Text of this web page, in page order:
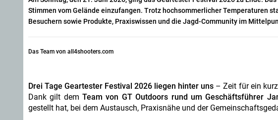
Stimmen vom Gelände einzufangen. Trotz hochsommerlicher Temperaturen
Besuchern sowie Produkte, Praxiswissen und die Jagd-Community im
Das Team von all4shooters.com
Drei Tage Geartester Festival 2026 liegen hinter uns – Zeit für ein
Dank gilt dem Team von GT Outdoors rund um Geschäftsführer
gestellt hat, bei dem Austausch, Praxisnähe und der